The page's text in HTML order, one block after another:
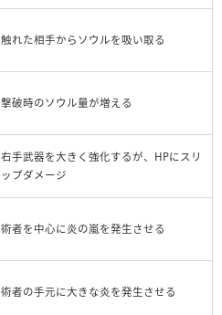
触れた相手からソウルを吸い取る
撃破時のソウル量が増える
右手武器を大きく強化するが、HPにスリ
ップダメージ
術者を中心に炎の嵐を発生させる
術者の手元に大きな炎を発生させる